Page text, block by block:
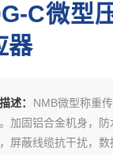
C微型
器
述： NMB微型称重
加固铝合金机身，
屏蔽线缆抗干扰，